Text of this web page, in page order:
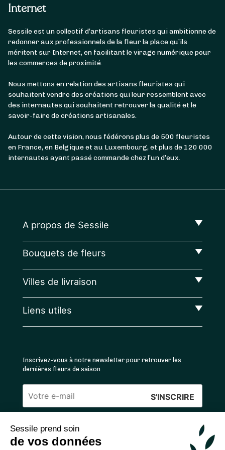
Sessile prend soin
de vos données
Internet
Sessile est un collectif d’artisans fleuristes qui ambitionne de
redonner aux professionnels de la fleur la place qu’ils
méritent sur Internet, en facilitant le virage numérique pour
les commerces de proximité.
Nous mettons en relation des artisans fleuristes qui
souhaitent vendre des créations qui leur ressemblent avec
des internautes qui souhaitent retrouver la qualité et le
savoir-faire de créations artisanales.
Autour de cette vision, nous fédérons plus de 500 fleuristes
en France, en Belgique et au Luxembourg, et plus de 120 000
internautes ayant passé commande chez l’un d’eux.
A propos de Sessile
Bouquets de fleurs
Villes de livraison
Liens utiles
Inscrivez-vous à notre newsletter pour retrouver les
dernières fleurs de saison
Veuillez
ce
champ
4.4 /5 ⭐ | 120 000+ bouquets livrés |
Achats 100% sécurisés